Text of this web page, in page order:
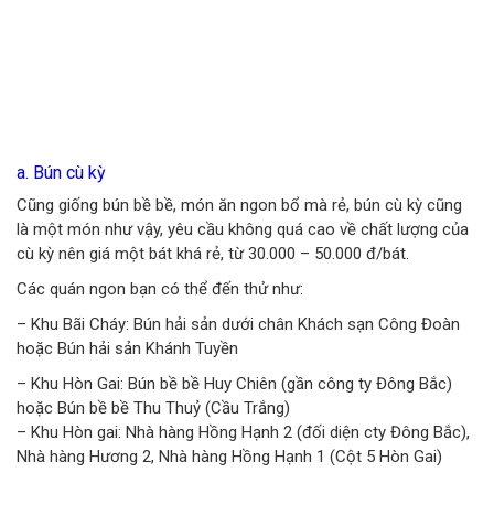
a. Bún cù kỳ
Cũng giống bún bề bề, món ăn ngon bổ mà rẻ, bún cù kỳ cũng
là một món như vậy, yêu cầu không quá cao về chất lượng của
cù kỳ nên giá một bát khá rẻ, từ 30.000 – 50.000 đ/bát.
Các quán ngon bạn có thể đến thử như:
– Khu Bãi Cháy: Bún hải sản dưới chân Khách sạn Công Đoàn
hoặc Bún hải sản Khánh Tuyền
– Khu Hòn Gai: Bún bề bề Huy Chiên (gần công ty Đông Bắc)
hoặc Bún bề bề Thu Thuỷ (Cầu Trắng)
– Khu Hòn gai: Nhà hàng Hồng Hạnh 2 (đối diện cty Đông Bắc),
Nhà hàng Hương 2, Nhà hàng Hồng Hạnh 1 (Cột 5 Hòn Gai)